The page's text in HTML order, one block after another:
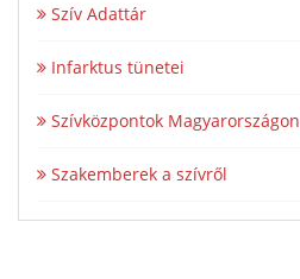
Szív Adattár
Infarktus tünetei
Szívközpontok Magyarországon
Szakemberek a szívről